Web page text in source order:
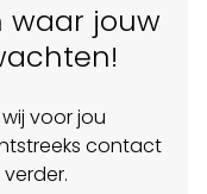
waar jouw
voor jou
contact